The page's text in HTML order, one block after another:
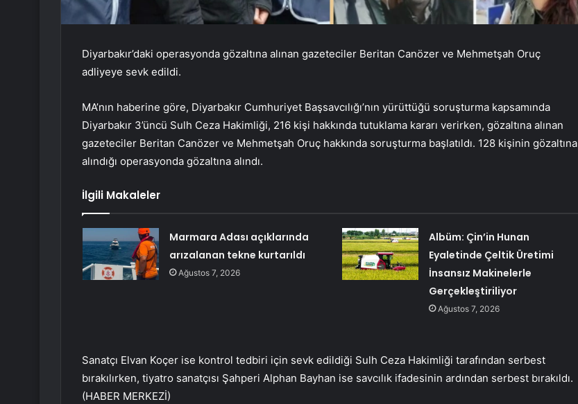
Diyarbakır’daki operasyonda gözaltına alınan gazeteciler Beritan Canözer ve Mehmetşah Oruç
adliyeye sevk edildi.
MA’nın haberine göre, Diyarbakır Cumhuriyet Başsavcılığı’nın yürüttüğü soruşturma kapsamında
Diyarbakır 3’üncü Sulh Ceza Hakimliği, 216 kişi hakkında tutuklama kararı verirken, gözaltına alınan
gazeteciler Beritan Canözer ve Mehmetşah Oruç hakkında soruşturma başlatıldı. 128 kişinin gözaltına
alındığı operasyonda gözaltına alındı.
İlgili Makaleler
Marmara Adası açıklarında
arızalanan tekne kurtarıldı
Ağustos 7, 2026
Albüm: Çin’in Hunan
Eyaletinde Çeltik Üretimi
İnsansız Makinelerle
Gerçekleştiriliyor
Ağustos 7, 2026
Sanatçı Elvan Koçer ise kontrol tedbiri için sevk edildiği Sulh Ceza Hakimliği tarafından serbest
bırakılırken, tiyatro sanatçısı Şahperi Alphan Bayhan ise savcılık ifadesinin ardından serbest bırakıldı.
(HABER MERKEZİ)